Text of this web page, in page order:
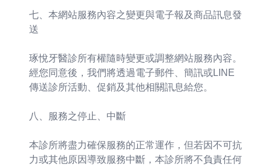
七、本網站服務內容之變更與電子報及商品訊息發
送
琢悅牙醫診所有權隨時變更或調整網站服務內容。
經您同意後，我們將透過電子郵件、簡訊或LINE
傳送診所活動、促銷及其他相關訊息給您。
八、服務之停止、中斷
本診所將盡力確保服務的正常運作，但若因不可抗
力或其他原因導致服務中斷，本診所將不負責任何